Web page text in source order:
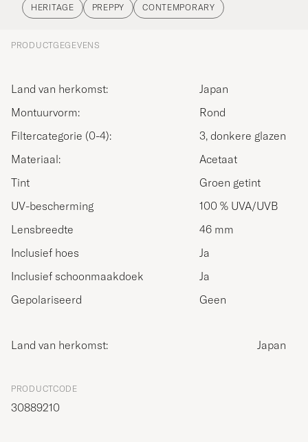
HERITAGE PREPPY CONTEMPORARY
PRODUCTGEGEVENS
Land van herkomst:
Japan
Montuurvorm:
Rond
Filtercategorie (0-4):
3, donkere glazen
Materiaal:
Acetaat
Tint
Groen getint
UV-bescherming
100 % UVA/UVB
Lensbreedte
46 mm
Inclusief hoes
Ja
Inclusief schoonmaakdoek
Ja
Gepolariseerd
Geen
Land van herkomst: Japan
PRODUCTCODE
30889210